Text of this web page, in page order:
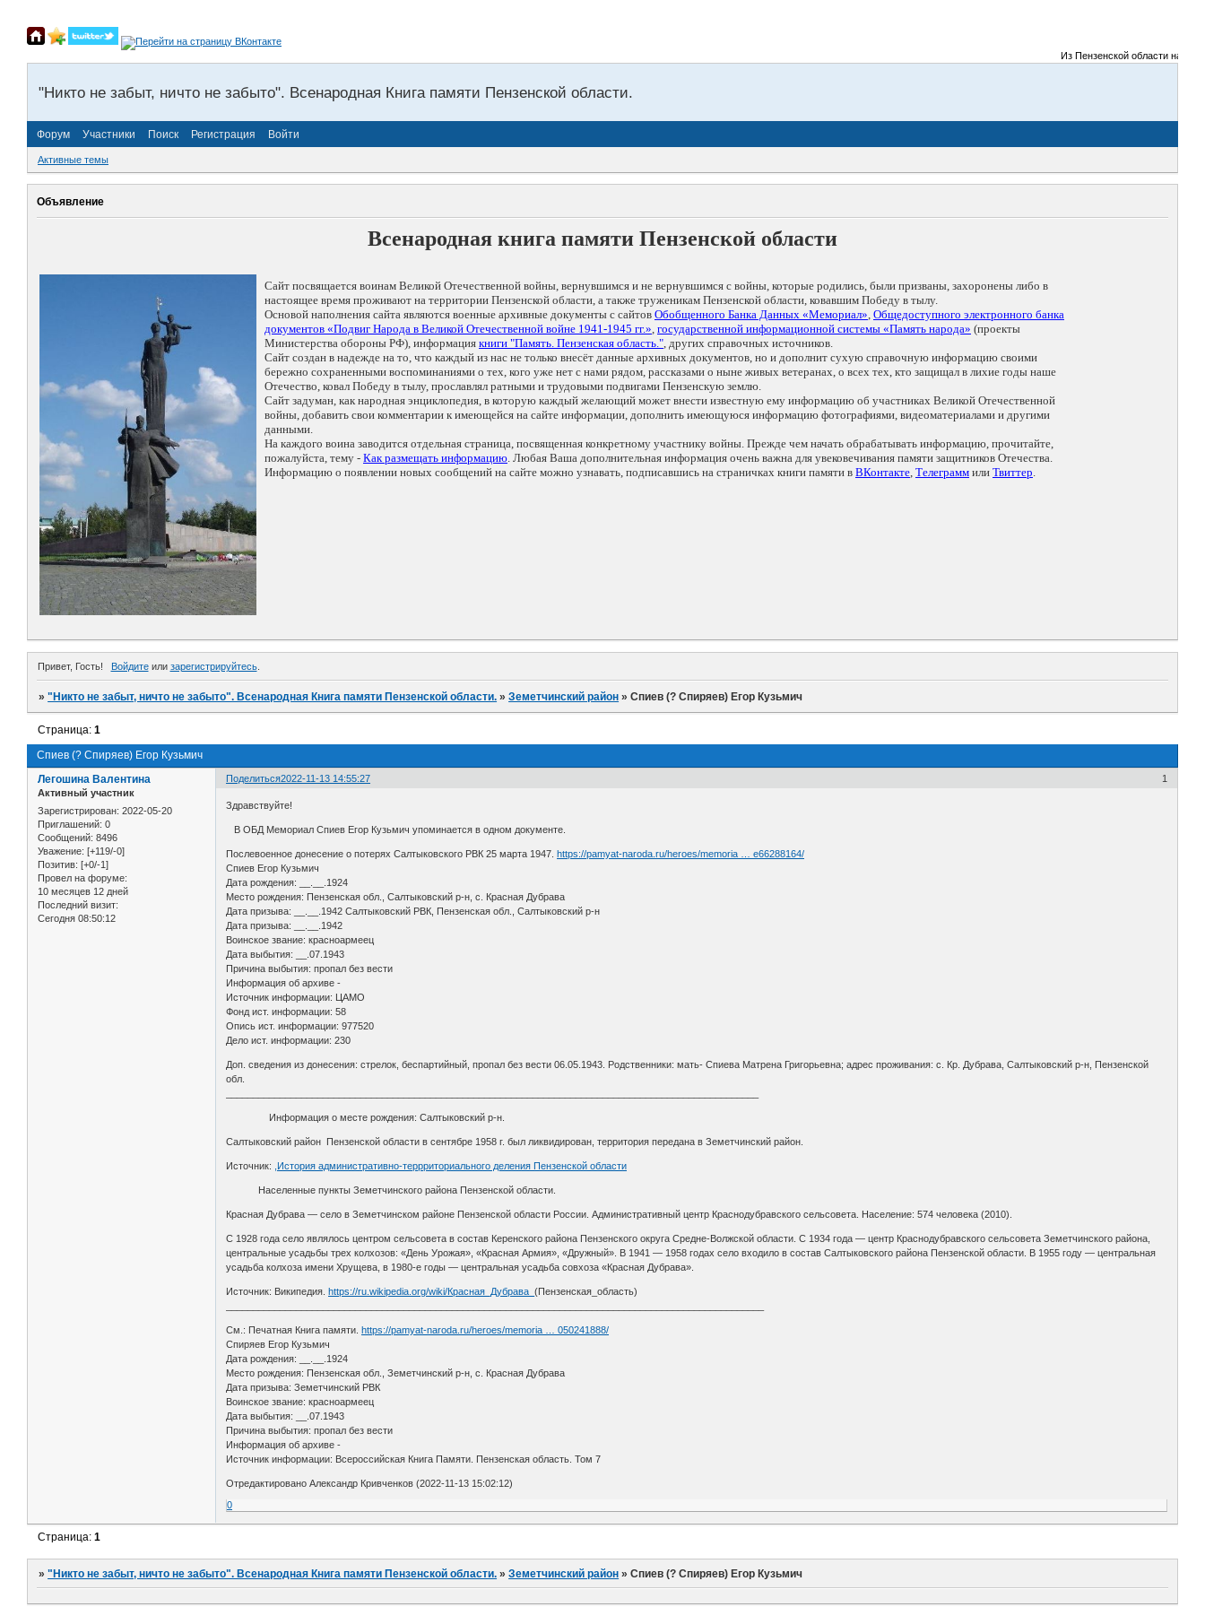
Из Пензенской области на
"Никто не забыт, ничто не забыто". Всенародная Книга памяти Пензенской области.
Форум Участники Поиск Регистрация Войти
Активные темы
Объявление
Всенародная книга памяти Пензенской области
Сайт посвящается воинам Великой Отечественной войны, вернувшимся и не вернувшимся с войны, которые родились, были призваны, захоронены либо в
настоящее время проживают на территории Пензенской области, а также труженикам Пензенской области, ковавшим Победу в тылу.
Основой наполнения сайта являются военные архивные документы с сайтов Обобщенного Банка Данных «Мемориал», Общедоступного электронного банка
документов «Подвиг Народа в Великой Отечественной войне 1941-1945 гг.», государственной информационной системы «Память народа» (проекты
Министерства обороны РФ), информация книги "Память. Пензенская область.", других справочных источников.
Сайт создан в надежде на то, что каждый из нас не только внесёт данные архивных документов, но и дополнит сухую справочную информацию своими
бережно сохраненными воспоминаниями о тех, кого уже нет с нами рядом, рассказами о ныне живых ветеранах, о всех тех, кто защищал в лихие годы наше
Отечество, ковал Победу в тылу, прославлял ратными и трудовыми подвигами Пензенскую землю.
Сайт задуман, как народная энциклопедия, в которую каждый желающий может внести известную ему информацию об участниках Великой Отечественной
войны, добавить свои комментарии к имеющейся на сайте информации, дополнить имеющуюся информацию фотографиями, видеоматериалами и другими
данными.
На каждого воина заводится отдельная страница, посвященная конкретному участнику войны. Прежде чем начать обрабатывать информацию, прочитайте,
пожалуйста, тему - Как размещать информацию. Любая Ваша дополнительная информация очень важна для увековечивания памяти защитников Отечества.
Информацию о появлении новых сообщений на сайте можно узнавать, подписавшись на страничках книги памяти в ВКонтакте, Телеграмм или Твиттер.
Привет, Гость! Войдитеили зарегистрируйтесь.
»"Никто не забыт, ничто не забыто". Всенародная Книга памяти Пензенской области. »Земетчинский район »Спиев (? Спиряев) Егор Кузьмич
Спиев (? Спиряев) Егор Кузьмич
Страница:1
Поделиться 1
2022-11-13 14:55:27
Легошина Валентина
Активный участник
Зарегистрирован: 2022-05-20
Приглашений: 0
Сообщений: 8496
Уважение: [+119/-0]
Позитив: [+0/-1]
Провел на форуме:
10 месяцев 12 дней
Последний визит:
Сегодня 08:50:12
Здравствуйте!
В ОБД Мемориал Спиев Егор Кузьмич упоминается в одном документе.
Послевоенное донесение о потерях Салтыковского РВК 25 марта 1947.https://pamyat-naroda.ru/heroes/memoria … e66288164/
Спиев Егор Кузьмич
Дата рождения: __.__.1924
Место рождения: Пензенская обл., Салтыковский р-н, с. Красная Дубрава
Дата призыва: __.__.1942 Салтыковский РВК, Пензенская обл., Салтыковский р-н
Дата призыва: __.__.1942
Воинское звание: красноармеец
Дата выбытия: __.07.1943
Причина выбытия: пропал без вести
Информация об архиве -
Источник информации: ЦАМО
Фонд ист. информации: 58
Опись ист. информации: 977520
Дело ист. информации: 230
Доп. сведения из донесения: стрелок, беспартийный, пропал без вести 06.05.1943. Родственники: мать- Спиева Матрена Григорьевна; адрес проживания: с. Кр. Дубрава, Салтыковский р-н, Пензенской
обл.
Информация о месте рождения: Салтыковский р-н.
Салтыковский район Пензенской области в сентябре 1958 г. был ликвидирован, территория передана в Земетчинский район.
Источник: ,История административно-террриториального деления Пензенской области
Населенные пункты Земетчинского района Пензенской области.
Красная Дубрава — село в Земетчинском районе Пензенской области России. Административный центр Краснодубравского сельсовета. Население: 574 человека (2010).
С 1928 года село являлось центром сельсовета в состав Керенского района Пензенского округа Средне-Волжской области. С 1934 года — центр Краснодубравского сельсовета Земетчинского района,
центральные усадьбы трех колхозов: «День Урожая», «Красная Армия», «Дружный». В 1941 — 1958 годах село входило в состав Салтыковского района Пензенской области. В 1955 году — центральная
усадьба колхоза имени Хрущева, в 1980-е годы — центральная усадьба совхоза «Красная Дубрава».
Источник: Википедия.https://ru.wikipedia.org/wiki/Красная_Дубрава_(Пензенская_область)
См.: Печатная Книга памяти.https://pamyat-naroda.ru/heroes/memoria … 050241888/
Спиряев Егор Кузьмич
Дата рождения: __.__.1924
Место рождения: Пензенская обл., Земетчинский р-н, с. Красная Дубрава
Дата призыва: Земетчинский РВК
Воинское звание: красноармеец
Дата выбытия: __.07.1943
Причина выбытия: пропал без вести
Информация об архиве -
Источник информации: Всероссийская Книга Памяти. Пензенская область. Том 7
Отредактировано Александр Кривченков (2022-11-13 15:02:12)
0
Страница:1
»"Никто не забыт, ничто не забыто". Всенародная Книга памяти Пензенской области. »Земетчинский район »Спиев (? Спиряев) Егор Кузьмич